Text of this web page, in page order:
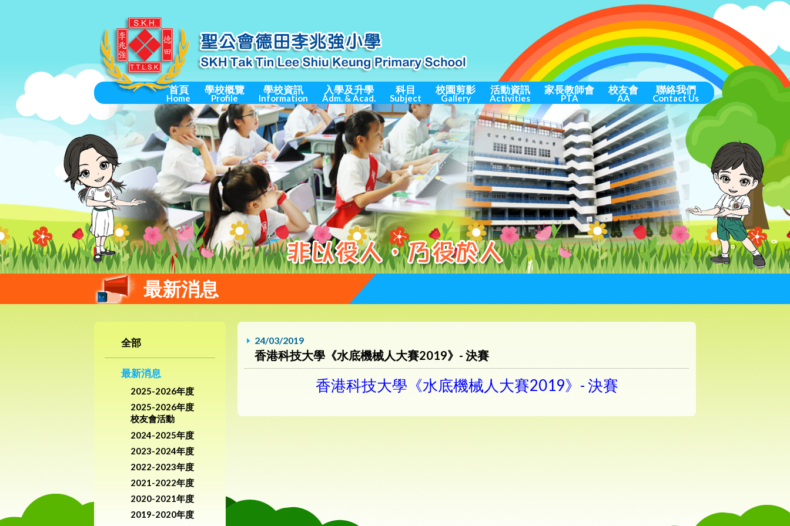
首頁
Home
學校概覽
Profile
學校資訊
Information
入學及升學
Adm. & Acad.
科目
Subject
校園剪影
Gallery
活動資訊
Activities
家長教師會
PTA
校友會
AA
聯絡我們
Contact Us
最新消息
全部
最新消息
2025-2026年度
2025-2026年度
校友會活動
2024-2025年度
2023-2024年度
2022-2023年度
2021-2022年度
2020-2021年度
2019-2020年度
24/03/2019
香港科技大學《水底機械人大賽2019》- 決賽
香港科技大學《水底機械人大賽2019》- 決賽